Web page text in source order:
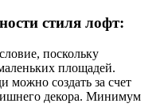
стиля лофт:
поскольку
площадей.
можно создать за счет
декора. Минимум